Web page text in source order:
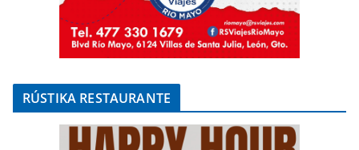
RÚSTIKA RESTAURANTE